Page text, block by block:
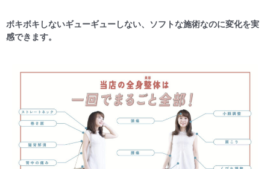
ボキボキしないギューギューしない、ソフトな施術なのに変化を実
感できます。